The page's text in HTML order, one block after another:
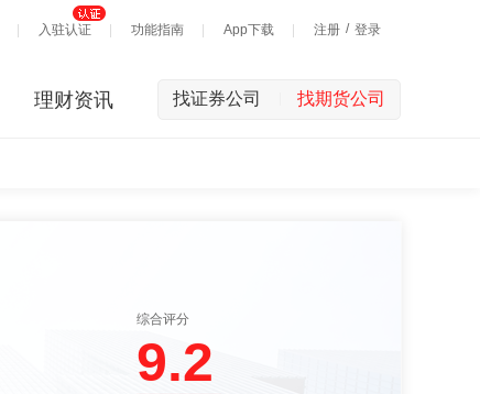
入驻认证 功能指南 App下载 注册 / 登录
理财资讯 找证券公司 找期货公司
综合评分
9.2